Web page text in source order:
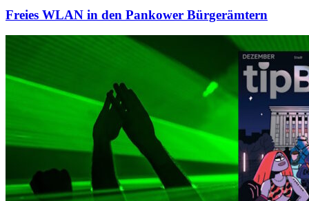
Freies WLAN in den Pankower Bürgerämtern